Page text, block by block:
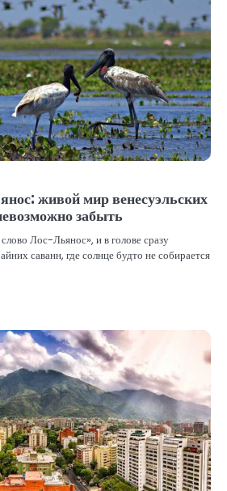
живой мир венесуэльских
забыть
Лос-Льянос», и в голове сразу
саванн, где солнце будто не собирается